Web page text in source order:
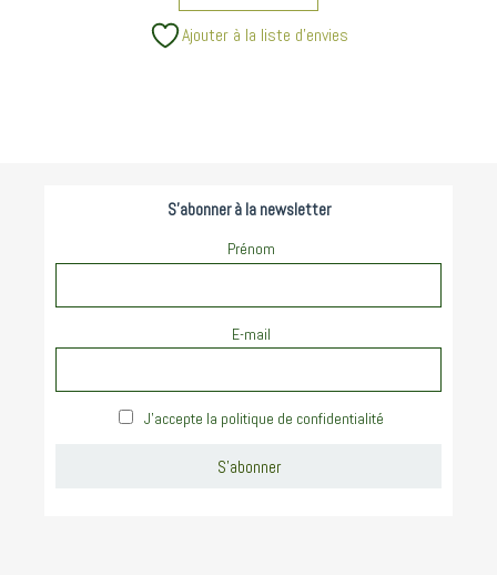
Ajouter à la liste d’envies
S'abonner à la newsletter
Prénom
E-mail
J'accepte la politique de confidentialité